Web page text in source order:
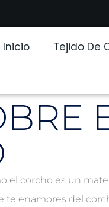
Inicio Tejido De
el corcho es un
te enamores del